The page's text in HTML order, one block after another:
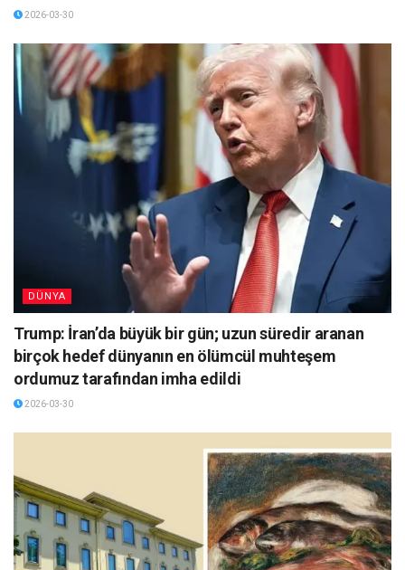
2026-03-30
DÜNYA
Trump: İran’da büyük bir gün; uzun süredir aranan
birçok hedef dünyanın en ölümcül muhteşem
ordumuz tarafından imha edildi
2026-03-30